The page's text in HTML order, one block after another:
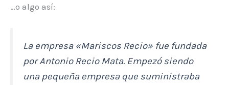
…o algo así:
La empresa «Mariscos Recio» fue fundada
por Antonio Recio Mata. Empezó siendo
una pequeña empresa que suministraba